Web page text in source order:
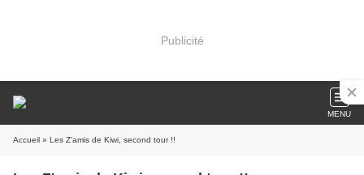
Publicité
MENU
Accueil » Les Z'amis de Kiwi, second tour !!